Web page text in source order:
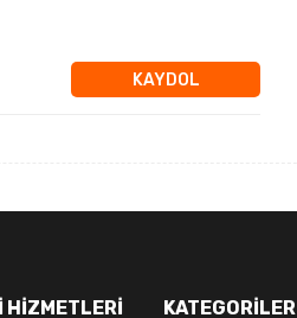
KAYDOL
HİZMETLERİ KATEGORİLER